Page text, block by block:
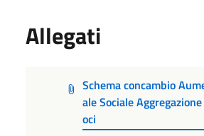
Allegati
Schema concambio
ale Sociale
oci